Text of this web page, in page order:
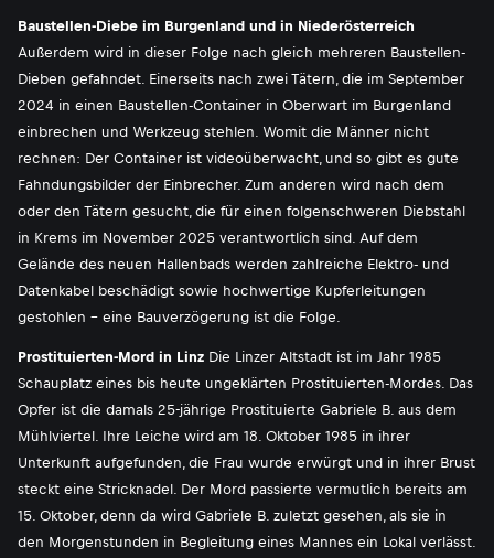
Baustellen-Diebe im Burgenland und in Niederösterreich
Außerdem wird in dieser Folge nach gleich mehreren Baustellen-
Dieben gefahndet. Einerseits nach zwei Tätern, die im September
2024 in einen Baustellen-Container in Oberwart im Burgenland
einbrechen und Werkzeug stehlen. Womit die Männer nicht
rechnen: Der Container ist videoüberwacht, und so gibt es gute
Fahndungsbilder der Einbrecher. Zum anderen wird nach dem
oder den Tätern gesucht, die für einen folgenschweren Diebstahl
in Krems im November 2025 verantwortlich sind. Auf dem
Gelände des neuen Hallenbads werden zahlreiche Elektro- und
Datenkabel beschädigt sowie hochwertige Kupferleitungen
gestohlen - eine Bauverzögerung ist die Folge.
Prostituierten-Mord in Linz Die Linzer Altstadt ist im Jahr 1985
Schauplatz eines bis heute ungeklärten Prostituierten-Mordes. Das
Opfer ist die damals 25-jährige Prostituierte Gabriele B. aus dem
Mühlviertel. Ihre Leiche wird am 18. Oktober 1985 in ihrer
Unterkunft aufgefunden, die Frau wurde erwürgt und in ihrer Brust
steckt eine Stricknadel. Der Mord passierte vermutlich bereits am
15. Oktober, denn da wird Gabriele B. zuletzt gesehen, als sie in
den Morgenstunden in Begleitung eines Mannes ein Lokal verlässt.